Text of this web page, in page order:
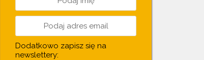
Dodatkowo zapisz się na
newslettery: